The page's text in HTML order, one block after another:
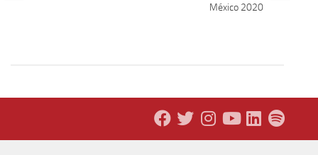
México 2020